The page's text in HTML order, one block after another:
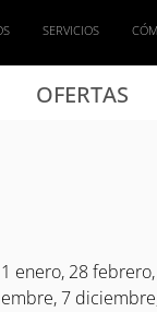
OFERTAS
SERVICIOS
enero, 28
7